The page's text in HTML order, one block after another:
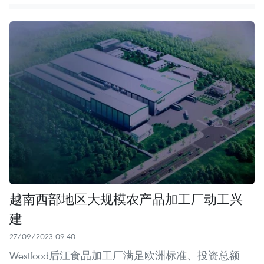
越南西部地区大规模农产品加工厂动工兴
建
27/09/2023 09:40
Westfood后江食品加工厂满足欧洲标准、投资总额